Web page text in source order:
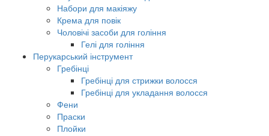
Набори для макіяжу
Крема для повік
Чоловічі засоби для гоління
Гелі для гоління
Перукарський інструмент
Гребінці
Гребінці для стрижки волосся
Гребінці для укладання волосся
Фени
Праски
Плойки